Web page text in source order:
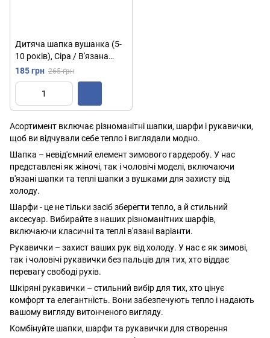
Дитяча шапка вушанка (5-
10 років), Сіра / В'язана
шапка-вушанка / Тепла
зимова шапка
185 грн 265 грн
Асортимент включає різноманітні шапки, шарфи і рукавички,
щоб ви відчували себе тепло і виглядали модно.
Шапка – невід'ємний елемент зимового гардеробу. У нас
представлені як жіночі, так і чоловічі моделі, включаючи
в'язані шапки та теплі шапки з вушками для захисту від
холоду.
Шарфи - це не тільки засіб зберегти тепло, а й стильний
аксесуар. Вибирайте з наших різноманітних шарфів,
включаючи класичні та теплі в'язані варіанти.
Рукавички – захист ваших рук від холоду. У нас є як зимові,
так і чоловічі рукавички без пальців для тих, хто віддає
перевагу свободі рухів.
Шкіряні рукавички – стильний вибір для тих, хто цінує
комфорт та елегантність. Вони забезпечують тепло і надають
вашому вигляду витонченого вигляду.
Комбінуйте шапки, шарфи та рукавички для створення